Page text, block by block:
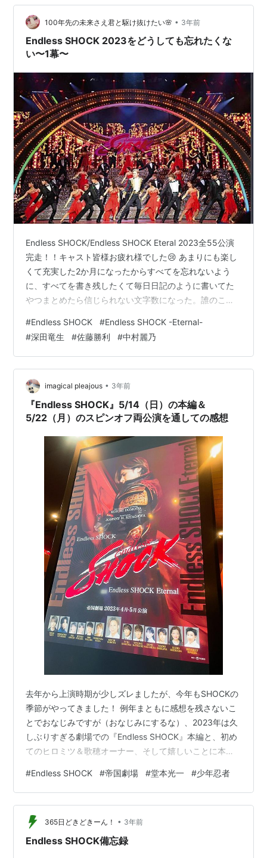
そんな不思議な気持ち。 北山くんがライバルやるSHOCK
おもしろそうすぎてめっちゃみたい。 — 🐝1️⃣🌸
(@ayacy_smgo) 2021年9月8日 このツイートも内輪で話
して…
100年先の未来さえ君と駆け抜けたい🌸 • 3年前
Endless SHOCK 2023をどうしても忘れたくな
い〜1幕〜
Endless SHOCK/Endless SHOCK Eteral 2023全55公演
完走！！キャスト皆様お疲れ様でした😢 あまりにも楽し
くて充実した2か月になったからすべてを忘れないよう
に、すべてを書き残したくて毎日日記のように書いてた
やつまとめたら信じられない文字数になった。誰のこと
感！ 主語深田くん(リュウセイ=りゅ)と麗乃ちゃん(リ
カ)、ライバルはショウリが圧倒的にLOVEなのでライバ
ルとリカのシーンについては勝利くんのみで書いてく！
主にダンス曲と好きなシーンについて🫶🏻 ・
CONTINUE（OP） 本編OPの階段の上に全員がズラッと
踊…
#Endless SHOCK #Endless SHOCK -Eternal-
#深田竜生 #佐藤勝利 #中村麗乃
imagical pleajous • 3年前
『Endless SHOCK』5/14（日）の本編＆
5/22（月）のスピンオフ両公演を通しての感想
去年から上演時期が少しズレましたが、今年もSHOCKの
季節がやってきました！ 例年まともに感想を残さないこ
とでおなじみですが（おなじみにするな）、2023年は久
しぶりすぎる劇場での『Endless SHOCK』本編と、初め
てのヒロミツ＆歌穂オーナー、そして嬉しいことに本編
う条件が整いまして。記憶が抜け落ちてしまう前に、思
い出せることをここに書き残しておこうと思います。 ち
ゃんと書けてないつもりでいたけど、去年も一昨年もエ
タと配信or映画での本編の感想は書いてみたい！自分の
記憶のあてにならなさが顕著！ 2019年ぶりだった「生」
#Endless SHOCK #帝国劇場 #堂本光一 #少年忍者
365日どきどきーん！ • 3年前
Endless SHOCK備忘録